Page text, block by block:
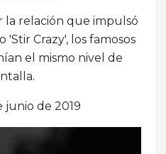
la relación que impulsó
'Stir Crazy', los famosos
el mismo nivel de
junio de 2019